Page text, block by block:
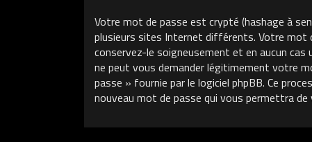
Votre mot de passe est crypté (hashage à
plusieurs sites Internet différents. Votre mot
conservez-le soigneusement et en aucun cas
ne peut vous demander légitimement votre
passe » fournie par le logiciel phpBB. Ce
nouveau mot de passe qui vous permettra de